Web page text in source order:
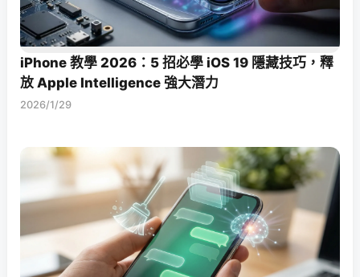
iPhone 教學 2026：5 招必學 iOS 19 隱藏技巧，釋
放 Apple Intelligence 強大潛力
2026/1/29